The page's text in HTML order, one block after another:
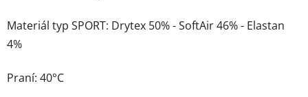
Materiál typ SPORT: Drytex 50% - SoftAir 46% - Elastan
4%
Praní: 40°C